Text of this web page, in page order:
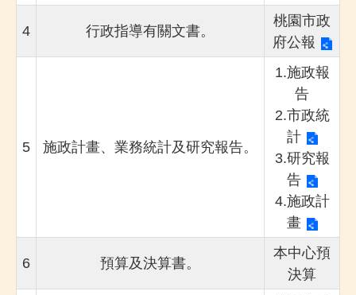
4 行政指導有關文書。
桃園市政
府公報
5 施政計畫、業務統計及研究報告。
1.施政報
告
2.市政統
計
3.研究報
告
4.施政計
畫
6 預算及決算書。
本中心預
決算